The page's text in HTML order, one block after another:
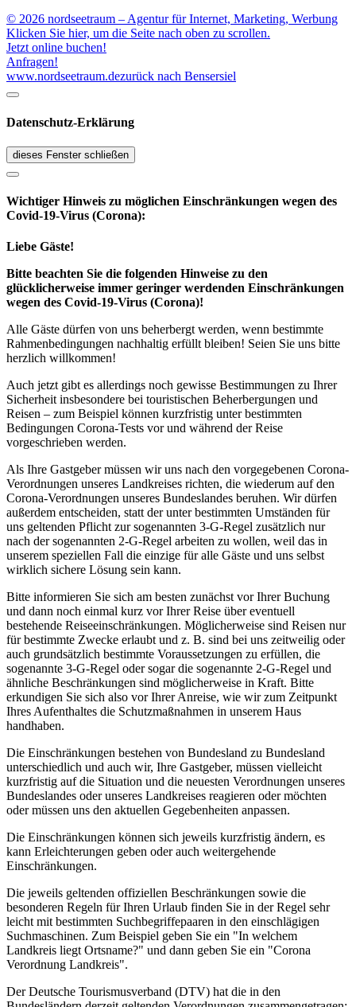
© 2026 nordseetraum – Agentur für Internet, Marketing, Werbung
Klicken Sie hier, um die Seite nach oben zu scrollen.
Jetzt online buchen!
Anfragen!
www.nordseetraum.dezurück nach Bensersiel
Datenschutz-Erklärung
dieses Fenster schließen
Wichtiger Hinweis zu möglichen Ein­schränk­ungen wegen des
Covid-19-Virus (Corona):
Liebe Gäste!
Bitte beachten Sie die folgenden Hinweise zu den
glücklicherweise immer geringer werdenden Einschränkungen
wegen des Covid-19-Virus (Corona)!
Alle Gäste dürfen von uns beherbergt werden, wenn bestimmte
Rahmenbedingungen nachhaltig erfüllt bleiben! Seien Sie uns bitte
herzlich willkommen!
Auch jetzt gibt es allerdings noch gewisse Bestimmungen zu Ihrer
Sicherheit insbesondere bei touristischen Beherbergungen und
Reisen – zum Beispiel können kurzfristig unter bestimmten
Bedingungen Corona-Tests vor und während der Reise
vorgeschrieben werden.
Als Ihre Gastgeber müssen wir uns nach den vorgegebenen Corona-
Verordnungen unseres Landkreises richten, die wiederum auf den
Corona-Verordnungen unseres Bundeslandes beruhen. Wir dürfen
außerdem entscheiden, statt der unter bestimmten Umständen für
uns geltenden Pflicht zur sogenannten 3-G-Regel zusätzlich nur
nach der sogenannten 2-G-Regel arbeiten zu wollen, weil das in
unserem speziellen Fall die einzige für alle Gäste und uns selbst
wirklich sichere Lösung sein kann.
Bitte informieren Sie sich am besten zunächst vor Ihrer Buchung
und dann noch einmal kurz vor Ihrer Reise über eventuell
bestehende Reiseeinschränkungen. Möglicherweise sind Reisen nur
für bestimmte Zwecke erlaubt und z. B. sind bei uns zeitweilig oder
auch grundsätzlich bestimmte Voraussetzungen zu erfüllen, die
sogenannte 3-G-Regel oder sogar die sogenannte 2-G-Regel und
ähnliche Beschränkungen sind möglicherweise in Kraft. Bitte
erkundigen Sie sich also vor Ihrer Anreise, wie wir zum Zeitpunkt
Ihres Aufenthaltes die Schutzmaßnahmen in unserem Haus
handhaben.
Die Einschränkungen bestehen von Bundesland zu Bundesland
unterschiedlich und auch wir, Ihre Gastgeber, müssen vielleicht
kurzfristig auf die Situation und die neuesten Verordnungen unseres
Bundeslandes oder unseres Landkreises reagieren oder möchten
oder müssen uns den aktuellen Gegebenheiten anpassen.
Die Einschränkungen können sich jeweils kurzfristig ändern, es
kann Erleichterungen geben oder auch weitergehende
Einschränkungen.
Die jeweils geltenden offiziellen Beschränkungen sowie die
besonderen Regeln für Ihren Urlaub finden Sie in der Regel sehr
leicht mit bestimmten Suchbegriffepaaren in den einschlägigen
Suchmaschinen. Zum Beispiel geben Sie ein "In welchem
Landkreis liegt Ortsname?" und dann geben Sie ein "Corona
Verordnung Landkreis".
Der Deutsche Tourismusverband (DTV) hat die in den